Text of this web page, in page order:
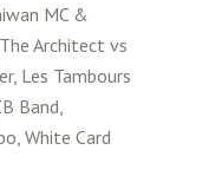
MC &
Architect vs
Les Tambours
Band,
White Card